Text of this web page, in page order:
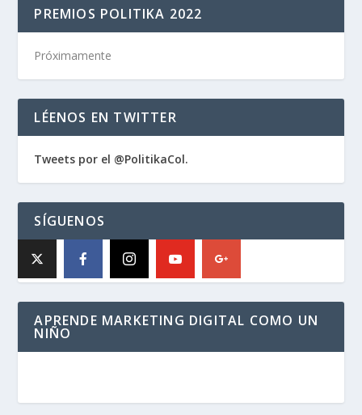
PREMIOS POLITIKA 2022
Próximamente
LÉENOS EN TWITTER
Tweets por el @PolitikaCol.
SÍGUENOS
APRENDE MARKETING DIGITAL COMO UN
NIÑO